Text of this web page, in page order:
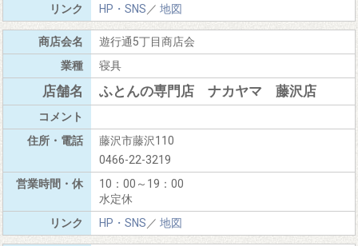
HP・SNS／ 地図
遊行通5丁目商店会
寝具
ふとんの専門店 ナカヤマ 藤沢店
藤沢市藤沢110
0466-22-3219
10：00～19：00
水定休
HP・SNS／ 地図